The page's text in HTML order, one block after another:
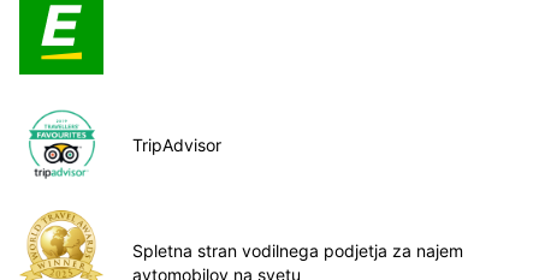
TripAdvisor
Spletna stran vodilnega podjetja za najem
avtomobilov na svetu